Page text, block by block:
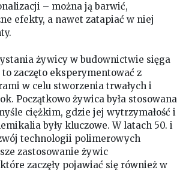
– można ją barwić,
efekty, a nawet zatapiać w niej
żywicy w budownictwie sięga
zaczęto eksperymentować z
w celu stworzenia trwałych i
Początkowo żywica była stosowana
ciężkim, gdzie jej wytrzymałość i
były kluczowe. W latach 50. i
technologii polimerowych
zastosowanie żywic
zaczęły pojawiać się również w